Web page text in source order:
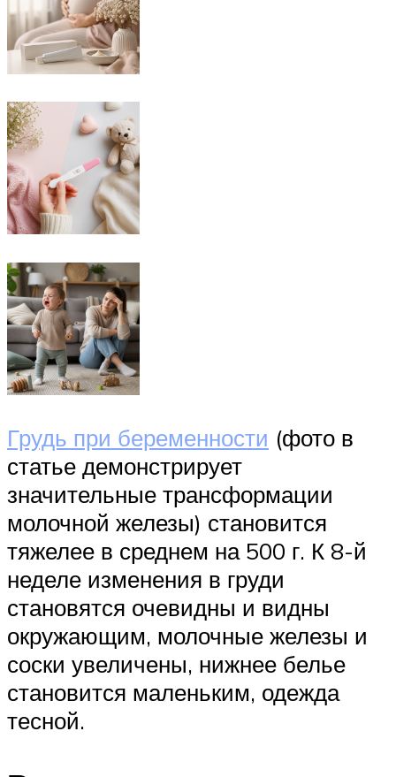
Грудь при беременности (фото в
статье демонстрирует
значительные трансформации
молочной железы) становится
тяжелее в среднем на 500 г. К 8-й
неделе изменения в груди
становятся очевидны и видны
окружающим, молочные железы и
соски увеличены, нижнее белье
становится маленьким, одежда
тесной.